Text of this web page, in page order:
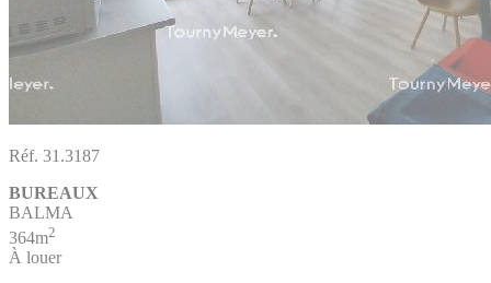
Réf. 31.3187
BUREAUX
BALMA
364m2
À louer